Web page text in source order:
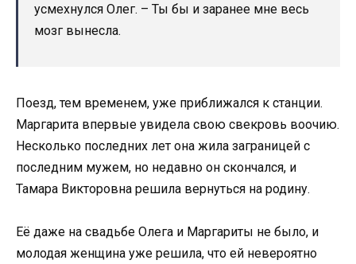
усмехнулся Олег. – Ты бы и заранее мне весь
мозг вынесла.
Поезд, тем временем, уже приближался к станции.
Маргарита впервые увидела свою свекровь воочию.
Несколько последних лет она жила заграницей с
последним мужем, но недавно он скончался, и
Тамара Викторовна решила вернуться на родину.
Её даже на свадьбе Олега и Маргариты не было, и
молодая женщина уже решила, что ей невероятно